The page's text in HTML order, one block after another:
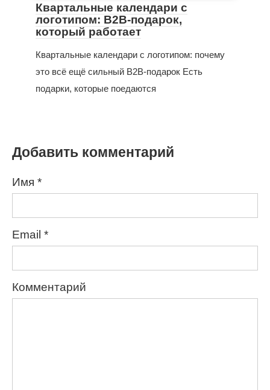
Квартальные календари с
логотипом: B2B-подарок,
который работает
Квартальные календари с логотипом: почему
это всё ещё сильный B2B-подарок Есть
подарки, которые поедаются
Добавить комментарий
Имя *
Email *
Комментарий